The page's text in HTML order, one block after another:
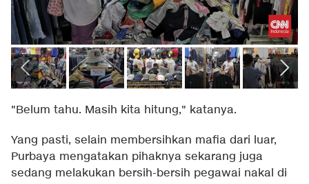
"Belum tahu. Masih kita hitung," katanya.
Yang pasti, selain membersihkan mafia dari luar,
Purbaya mengatakan pihaknya sekarang juga
sedang melakukan bersih-bersih pegawai nakal di